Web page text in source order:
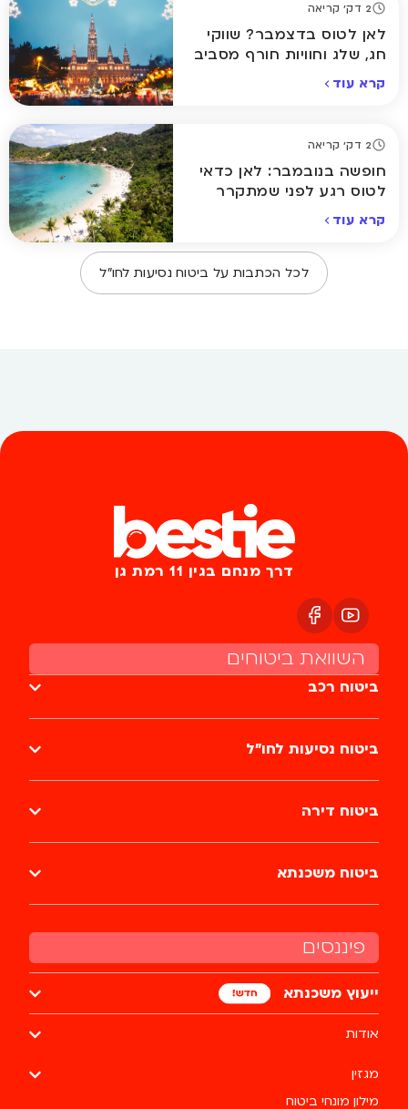
2 דק' קריאה
לאן לטוס בדצמבר? שווקי
חג, שלג וחוויות חורף מסביב
קרא עוד
2 דק' קריאה
חופשה בנובמבר: לאן כדאי
לטוס רגע לפני שמתקרר
קרא עוד
לכל הכתבות על ביטוח נסיעות לחו״ל
פיננסים
ייעוץ משכנתא
אודות
מגזין
מילון מונחי ביטוח
דרך מנחם בגין 11 רמת גן
השוואת ביטוחים
ביטוח רכב
ביטוח נסיעות לחו״ל
ביטוח דירה
ביטוח משכנתא